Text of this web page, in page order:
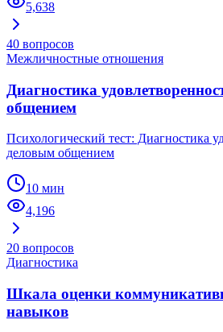
5,638
40 вопросов
Межличностные отношения
Диагностика
общением
Психологический тест: Диагностика
деловым общением
10 мин
4,196
20 вопросов
Диагностика
Шкала оценки
навыков